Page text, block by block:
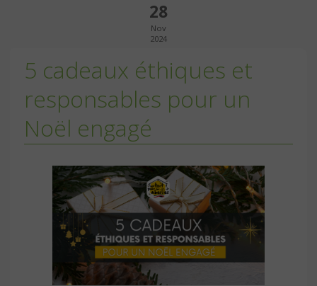
28
Nov
2024
5 cadeaux éthiques et
responsables pour un
Noël engagé